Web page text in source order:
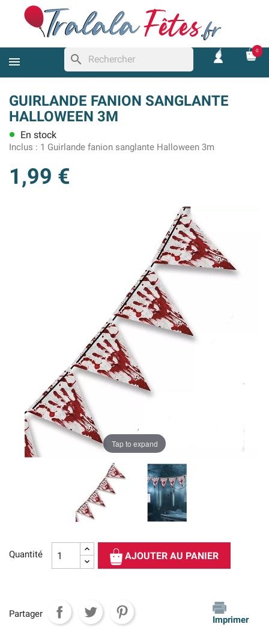
search
0
GUIRLANDE FANION SANGLANTE
HALLOWEEN 3M
lens En stock
Inclus : 1 Guirlande fanion sanglante Halloween 3m
1,99 €
Tap to expand
Quantité AJOUTER AU PANIER
Partager
Imprimer